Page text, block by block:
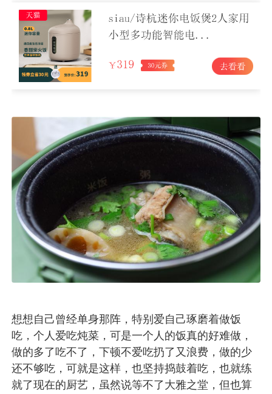
想想自己曾经单身那阵，特别爱自己琢磨着做饭
吃，个人爱吃炖菜，可是一个人的饭真的好难做，
做的多了吃不了，下顿不爱吃扔了又浪费，做的少
还不够吃，可就是这样，也坚持捣鼓着吃，也就练
就了现在的厨艺，虽然说等不了大雅之堂，但也算